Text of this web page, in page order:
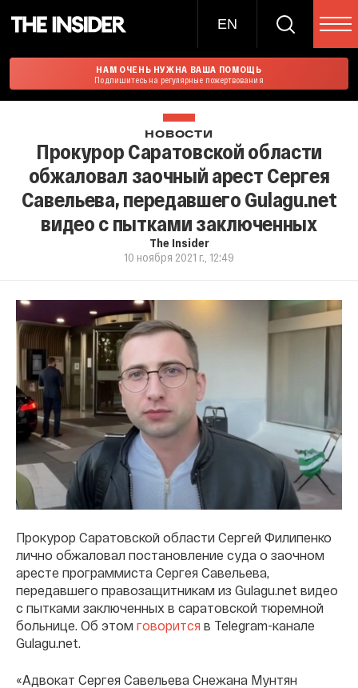
EN
НАМ ОЧЕНЬ НУЖНА ВАША ПОМОЩЬ
Подпишитесь на регулярные пожертвования
НОВОСТИ
Прокурор Саратовской области
обжаловал заочный арест Сергея
Савельева, передавшего Gulagu.nеt
видео с пытками заключенных
The Insider
10 ноября 2021 г., 12:49
Прокурор Саратовской области Сергей Филипенко
лично обжаловал постановление суда о заочном
аресте программиста Сергея Савельева,
передавшего правозащитникам из Gulagu.net видео
с пытками заключенных в саратовской тюремной
больнице. Об этом говорится в Telegram-канале
Gulagu.net.
«Адвокат Сергея Савельева Снежана Мунтян